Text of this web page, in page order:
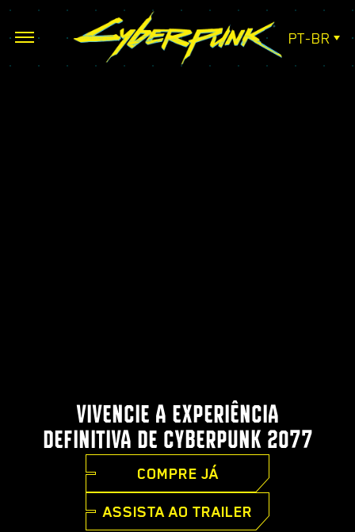
PT-BR
VIVENCIE A EXPERIÊNCIA
DEFINITIVA DE CYBERPUNK 2077
COMPRE JÁ
ASSISTA AO TRAILER